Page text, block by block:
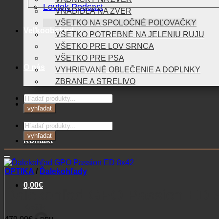
Lovtek Podcast
Veľkoobchod
O nás
Blog
Kontakt
0,00€
VNADIDLÁ NA ZVER
VŠETKO NA SPOLOČNÉ POĽOVAČKY
VŠETKO POTREBNÉ NA JELENIU RUJU
VŠETKO PRE LOV SRNCA
VŠETKO PRE PSA
VYHRIEVANÉ OBLEČENIE A DOPLNKY
ZBRANE A STRELIVO
Products
search
vyhľadať
Products
search
vyhľadať
OPTIKA / Ďalekohľady